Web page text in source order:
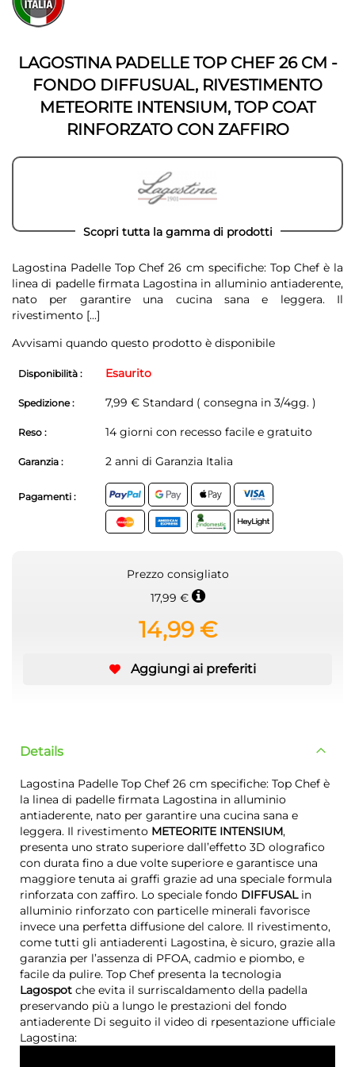
fine
della
di
della
galleria
immagini
LAGOSTINA PADELLE TOP CHEF 26 CM -
FONDO DIFFUSUAL, RIVESTIMENTO
METEORITE INTENSIUM, TOP COAT
RINFORZATO CON ZAFFIRO
Scopri tutta la gamma di prodotti
Lagostina Padelle Top Chef 26 cm specifiche: Top Chef è la
linea di padelle firmata Lagostina in alluminio antiaderente,
nato per garantire una cucina sana e leggera. Il
rivestimento [...]
Avvisami quando questo prodotto è disponibile
Disponibilità : Esaurito
Spedizione : 7,99 € Standard ( consegna in 3/4gg. )
Reso : 14 giorni con recesso facile e gratuito
Garanzia : 2 anni di Garanzia Italia
Pagamenti :
Prezzo consigliato
17,99 €
14,99 €
Aggiungi ai preferiti
Details
Lagostina Padelle Top Chef 26 cm specifiche: Top Chef è
la linea di padelle firmata Lagostina in alluminio
antiaderente, nato per garantire una cucina sana e
leggera. Il rivestimento METEORITE INTENSIUM,
presenta uno strato superiore dall’effetto 3D olografico
con durata fino a due volte superiore e garantisce una
maggiore tenuta ai graffi grazie ad una speciale formula
rinforzata con zaffiro. Lo speciale fondo DIFFUSALin
alluminio rinforzato con particelle minerali favorisce
invece una perfetta diffusione del calore. Il rivestimento,
come tutti gli antiaderenti Lagostina, è sicuro, grazie alla
garanzia per l’assenza di PFOA, cadmio e piombo, e
facile da pulire. Top Chef presenta la tecnologia
Lagospot che evita il surriscaldamento della padella
preservando più a lungo le prestazioni del fondo
antiaderente Di seguito il video di rpesentazione ufficiale
Lagostina: